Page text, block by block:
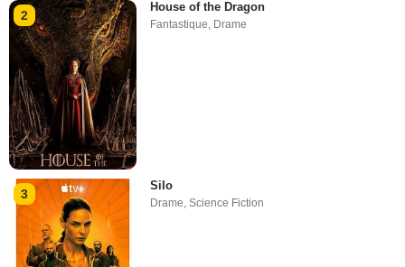
2
House of the Dragon
Fantastique, Drame
3
Silo
Drame,Science Fiction